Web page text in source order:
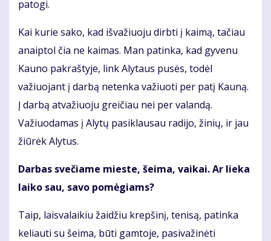
patogi.
Kai kurie sako, kad išvažiuoju dirbti į kaimą, tačiau
anaiptol čia ne kaimas. Man patinka, kad gyvenu
Kauno pakraštyje, link Alytaus pusės, todėl
važiuojant į darbą netenka važiuoti per patį Kauną.
Į darbą atvažiuoju greičiau nei per valandą.
Važiuodamas į Alytų pasiklausau radijo, žinių, ir jau
žiūrėk Alytus.
Darbas svečiame mieste, šeima, vaikai. Ar lieka
laiko sau, savo pomėgiams?
Taip, laisvalaikiu žaidžiu krepšinį, tenisą, patinka
keliauti su šeima, būti gamtoje, pasivažinėti